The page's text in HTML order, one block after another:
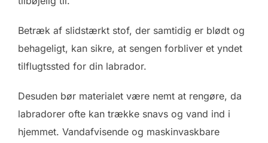
Betræk af slidstærkt stof, der samtidig er blødt og
behageligt, kan sikre, at sengen forbliver et yndet
tilflugtssted for din labrador.
Desuden bør materialet være nemt at rengøre, da
labradorer ofte kan trække snavs og vand ind i
hjemmet. Vandafvisende og maskinvaskbare